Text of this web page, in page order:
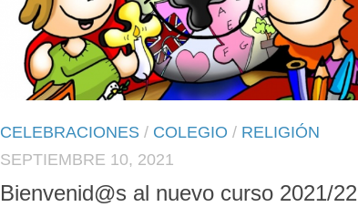
CELEBRACIONES / COLEGIO / RELIGIÓN
SEPTIEMBRE 10, 2021
Bienvenid@s al nuevo curso 2021/22